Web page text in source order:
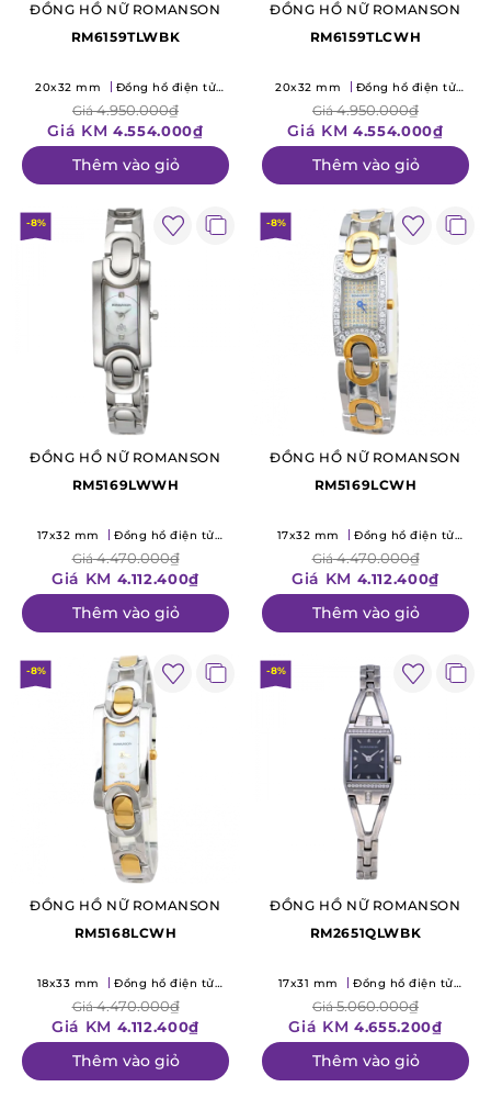
ĐỒNG HỒ NỮ ROMANSON
RM6159TLWBK
20x32 mm
Đồng hồ điện tử
Giá4.950.000₫
Giá KM 4.554.000₫
Thêm vào giỏ
ĐỒNG HỒ NỮ ROMANSON
RM6159TLCWH
20x32 mm
Đồng hồ điện tử
Giá4.950.000₫
Giá KM 4.554.000₫
Thêm vào giỏ
-8%
ĐỒNG HỒ NỮ ROMANSON
RM5169LWWH
17x32 mm
Đồng hồ điện tử
Giá4.470.000₫
Giá KM 4.112.400₫
Thêm vào giỏ
-8%
ĐỒNG HỒ NỮ ROMANSON
RM5169LCWH
17x32 mm
Đồng hồ điện tử
Giá4.470.000₫
Giá KM 4.112.400₫
Thêm vào giỏ
-8%
ĐỒNG HỒ NỮ ROMANSON
RM5168LCWH
18x33 mm
Đồng hồ điện tử
Giá4.470.000₫
Giá KM 4.112.400₫
Thêm vào giỏ
-8%
ĐỒNG HỒ NỮ ROMANSON
RM2651QLWBK
17x31 mm
Đồng hồ điện tử
Giá5.060.000₫
Giá KM 4.655.200₫
Thêm vào giỏ